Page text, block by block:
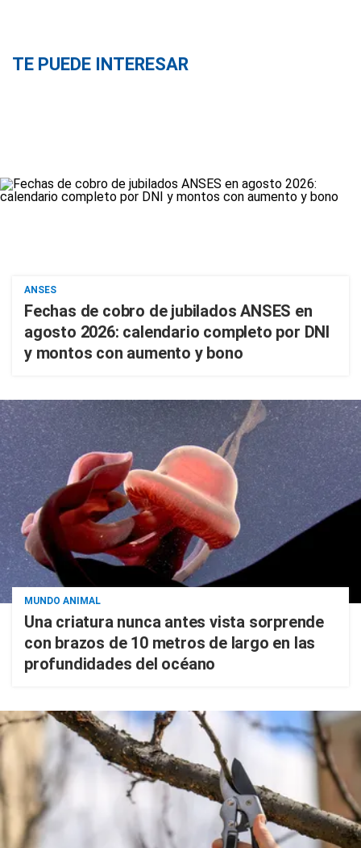
TE PUEDE INTERESAR
ANSES
Fechas de cobro de jubilados ANSES en
agosto 2026: calendario completo por DNI
y montos con aumento y bono
MUNDO ANIMAL
Una criatura nunca antes vista sorprende
con brazos de 10 metros de largo en las
profundidades del océano